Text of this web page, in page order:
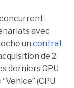
concurrent
avec
un contrat
de 2
derniers GPU
“Venice” (CPU